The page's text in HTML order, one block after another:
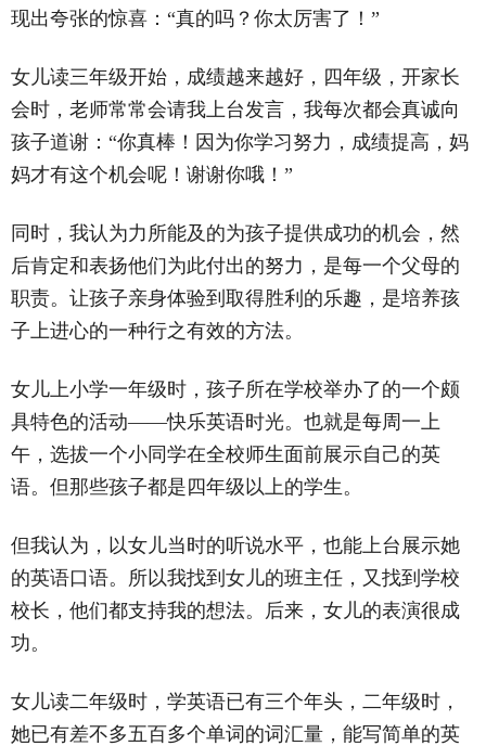
现出夸张的惊喜：“真的吗？你太厉害了！”
女儿读三年级开始，成绩越来越好，四年级，开家长
会时，老师常常会请我上台发言，我每次都会真诚向
孩子道谢：“你真棒！因为你学习努力，成绩提高，妈
妈才有这个机会呢！谢谢你哦！”
同时，我认为力所能及的为孩子提供成功的机会，然
后肯定和表扬他们为此付出的努力，是每一个父母的
职责。让孩子亲身体验到取得胜利的乐趣，是培养孩
子上进心的一种行之有效的方法。
女儿上小学一年级时，孩子所在学校举办了的一个颇
具特色的活动——快乐英语时光。也就是每周一上
午，选拔一个小同学在全校师生面前展示自己的英
语。但那些孩子都是四年级以上的学生。
但我认为，以女儿当时的听说水平，也能上台展示她
的英语口语。所以我找到女儿的班主任，又找到学校
校长，他们都支持我的想法。后来，女儿的表演很成
功。
女儿读二年级时，学英语已有三个年头，二年级时，
她已有差不多五百多个单词的词汇量，能写简单的英